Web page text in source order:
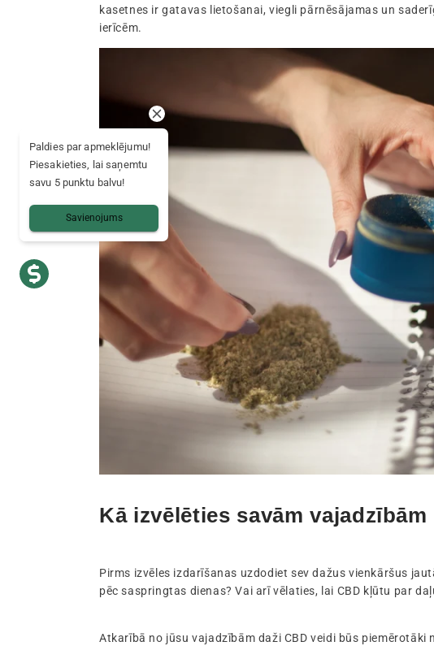
kasetnes ir gatavas lietošanai, viegli pārnēsājamas un
ierīcēm.
Kā izvēlēties savām
Pirms izvēles izdarīšanas uzdodiet sev dažus vienkāršus
pēc saspringtas dienas? Vai arī vēlaties, lai CBD kļūtu par
Atkarībā no jūsu vajadzībām daži CBD veidi būs piemērotāki
Paldies par apmeklējumu!
Piesakieties, lai saņemtu
savu 5 punktu balvu!
Savienojums